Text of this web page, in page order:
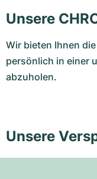
Unsere
Wir bieten Ihnen
persönlich in einer
abzuholen.
Unsere